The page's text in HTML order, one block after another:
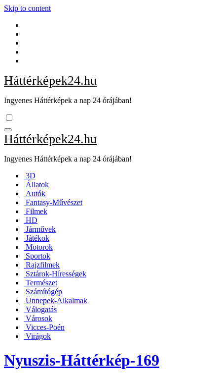
Skip to content
Háttérképek24.hu
Ingyenes Háttérképek a nap 24 órájában!
Háttérképek24.hu
Ingyenes Háttérképek a nap 24 órájában!
3D
Állatok
Autók
Fantasy-Művészet
Filmek
HD
Járművek
Játékok
Motorok
Sportok
Rajzfilmek
Sztárok-Hírességek
Természet
Számítógép
Ünnepek-Alkalmak
Válogatás
Városok
Vicces-Poén
Virágok
Nyuszis-Háttérkép-169